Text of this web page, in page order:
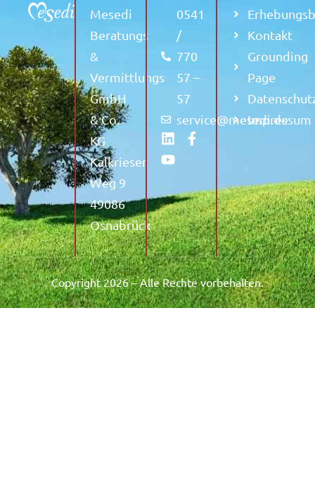
Mesedi
Beratungs
&
Vermittlungs
GmbH
& Co.
KG
Kalkrieser
Weg 9
49086
Osnabrück
0541
/
770
57 –
57
service@mesedi.de
Kontakt
Grounding
Page
Impressum
Copyright 2026 – Alle Rechte vorbehalten.